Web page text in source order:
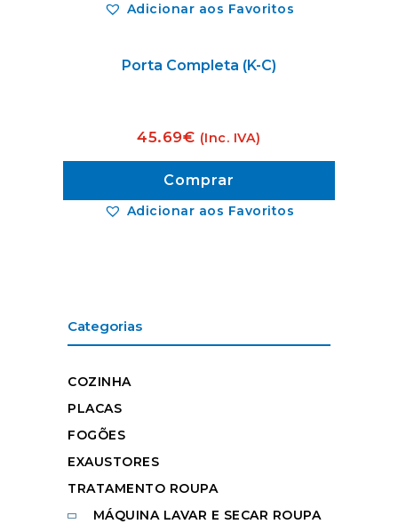
Adicionar aos Favoritos
Adicionar aos Favoritos
Porta Completa (K-C)
45.69€ (Inc. IVA)
Comprar
Categorias
COZINHA
PLACAS
FOGÕES
EXAUSTORES
TRATAMENTO ROUPA
MÁQUINA LAVAR E SECAR ROUPA